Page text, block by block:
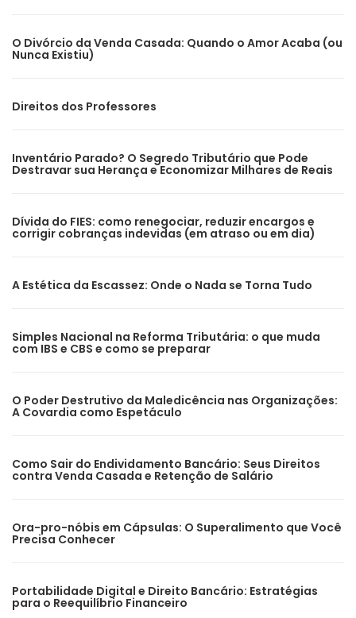
O Divórcio da Venda Casada: Quando o Amor Acaba (ou
Nunca Existiu)
Direitos dos Professores
Inventário Parado? O Segredo Tributário que Pode
Destravar sua Herança e Economizar Milhares de Reais
Dívida do FIES: como renegociar, reduzir encargos e
corrigir cobranças indevidas (em atraso ou em dia)
A Estética da Escassez: Onde o Nada se Torna Tudo
Simples Nacional na Reforma Tributária: o que muda
com IBS e CBS e como se preparar
O Poder Destrutivo da Maledicência nas Organizações:
A Covardia como Espetáculo
Como Sair do Endividamento Bancário: Seus Direitos
contra Venda Casada e Retenção de Salário
Ora-pro-nóbis em Cápsulas: O Superalimento que Você
Precisa Conhecer
Portabilidade Digital e Direito Bancário: Estratégias
para o Reequilíbrio Financeiro